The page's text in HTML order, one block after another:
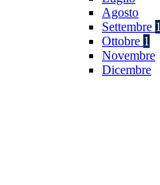
Agosto
Settembre 1
Ottobre 1
Novembre
Dicembre